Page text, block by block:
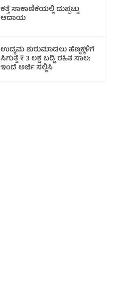
ಕತ್ತೆ ಸಾಕಾಣಿಕೆಯಲ್ಲಿ ದುಪ್ಪಟ್ಟು
ಆದಾಯ
ಉದ್ಯಮ ಶುರುಮಾಡಲು ಹೆಣ್ಮಕ್ಕಳಿಗೆ
ಸಿಗುತ್ತೆ ₹ 3 ಲಕ್ಷ ಬಡ್ಡಿ ರಹಿತ ಸಾಲ:
ಇಂದೆ ಅರ್ಜಿ ಸಲ್ಲಿಸಿ